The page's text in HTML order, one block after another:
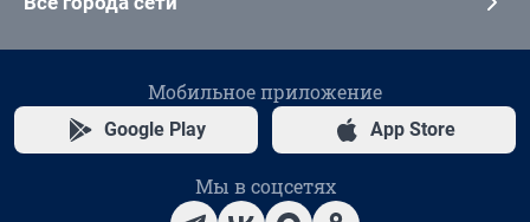
Мобильное приложение
Google Play App Store
Мы в соцсетях